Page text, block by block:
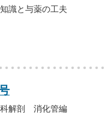
識と与薬の工夫
科解剖 消化管編